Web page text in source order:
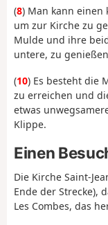
(8) Man kann einen
um zur Kirche zu
Mulde und ihre
untere, zu
(10) Es besteht die
zu erreichen und
etwas
Klippe.
Einen
Die Kirche Saint-
Ende der Strecke),
Les Combes, das